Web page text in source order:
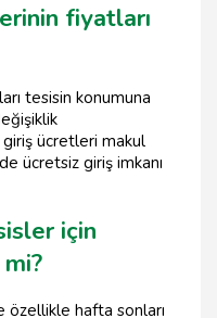
fiyatları
tesisin konumuna
ücretleri makul
ücretsiz giriş imkanı
için
özellikle hafta sonları